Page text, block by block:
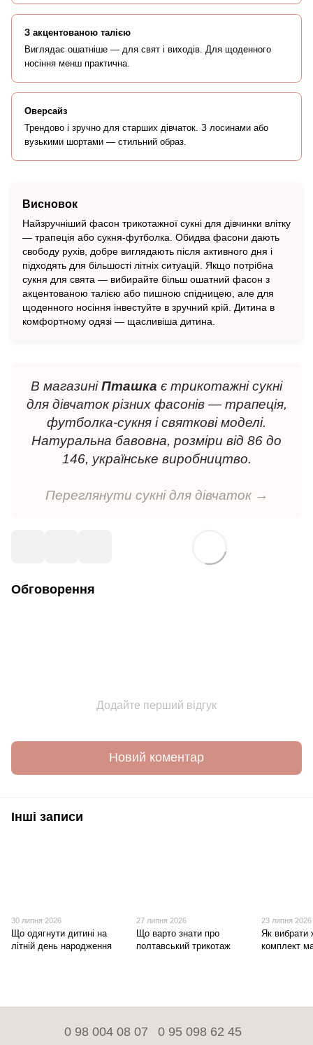
З акцентованою талією
Виглядає ошатніше — для свят і виходів. Для щоденного
носіння менш практична.
Оверсайз
Трендово і зручно для старших дівчаток. З лосинами або
вузькими шортами — стильний образ.
Висновок
Найзручніший фасон трикотажної сукні для дівчинки влітку
— трапеція або сукня-футболка. Обидва фасони дають
свободу рухів, добре виглядають після активного дня і
підходять для більшості літніх ситуацій. Якщо потрібна
сукня для свята — вибирайте більш ошатний фасон з
акцентованою талією або пишною спідницею, але для
щоденного носіння інвестуйте в зручний крій. Дитина в
комфортному одязі — щасливіша дитина.
В магазиніПташка є трикотажні сукні
для дівчаток різних фасонів — трапеція,
футболка-сукня і святкові моделі.
Натуральна бавовна, розміри від 86 до
146, українське виробництво.
Переглянути сукні для дівчаток →
Обговорення
Додайте перший відгук
Новий коментар
Інші записи
30 липня 2026
Що одягнути дитині на
літній день народження
27 липня 2026
Що варто знати про
полтавський трикотаж
23 липня 2026
Як вибрати
комплект
0 98 004 08 07 0 95 098 62 45